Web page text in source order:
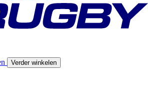
Verder winkelen